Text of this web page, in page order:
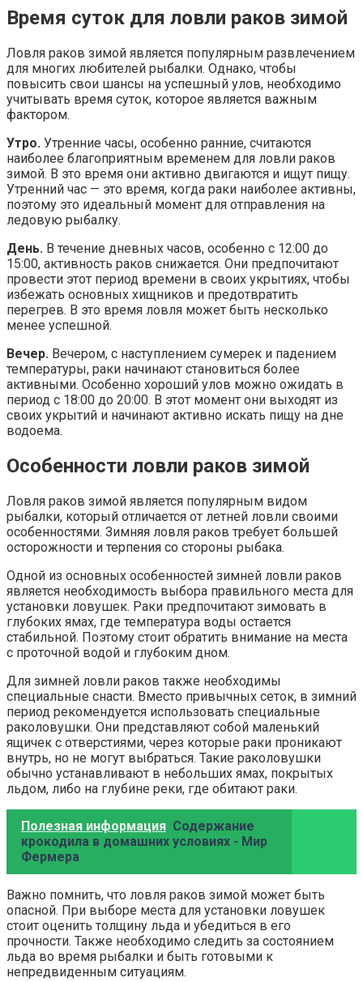
Время суток для ловли раков зимой
Ловля раков зимой является популярным развлечением
для многих любителей рыбалки. Однако, чтобы
повысить свои шансы на успешный улов, необходимо
учитывать время суток, которое является важным
фактором.
Утро. Утренние часы, особенно ранние, считаются
наиболее благоприятным временем для ловли раков
зимой. В это время они активно двигаются и ищут пищу.
Утренний час — это время, когда раки наиболее активны,
поэтому это идеальный момент для отправления на
ледовую рыбалку.
День. В течение дневных часов, особенно с 12:00 до
15:00, активность раков снижается. Они предпочитают
провести этот период времени в своих укрытиях, чтобы
избежать основных хищников и предотвратить
перегрев. В это время ловля может быть несколько
менее успешной.
Вечер. Вечером, с наступлением сумерек и падением
температуры, раки начинают становиться более
активными. Особенно хороший улов можно ожидать в
период с 18:00 до 20:00. В этот момент они выходят из
своих укрытий и начинают активно искать пищу на дне
водоема.
Особенности ловли раков зимой
Ловля раков зимой является популярным видом
рыбалки, который отличается от летней ловли своими
особенностями. Зимняя ловля раков требует большей
осторожности и терпения со стороны рыбака.
Одной из основных особенностей зимней ловли раков
является необходимость выбора правильного места для
установки ловушек. Раки предпочитают зимовать в
глубоких ямах, где температура воды остается
стабильной. Поэтому стоит обратить внимание на места
с проточной водой и глубоким дном.
Для зимней ловли раков также необходимы
специальные снасти. Вместо привычных сеток, в зимний
период рекомендуется использовать специальные
раколовушки. Они представляют собой маленький
ящичек с отверстиями, через которые раки проникают
внутрь, но не могут выбраться. Такие раколовушки
обычно устанавливают в небольших ямах, покрытых
льдом, либо на глубине реки, где обитают раки.
Полезная информация Содержание
крокодила в домашних условиях - Мир
Фермера
Важно помнить, что ловля раков зимой может быть
опасной. При выборе места для установки ловушек
стоит оценить толщину льда и убедиться в его
прочности. Также необходимо следить за состоянием
льда во время рыбалки и быть готовыми к
непредвиденным ситуациям.